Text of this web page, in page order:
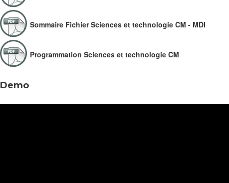
Sommaire Fichier Sciences et technologie CM - MDI
Programmation Sciences et technologie CM
Demo